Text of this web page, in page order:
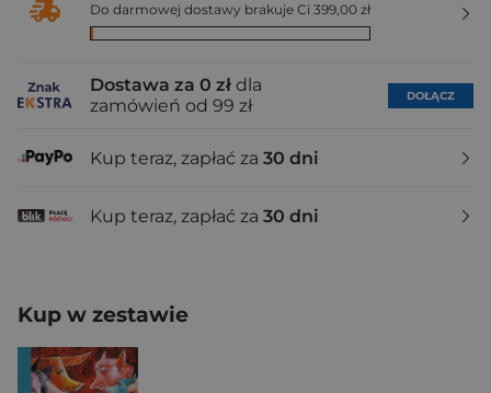
Do darmowej dostawy brakuje Ci 399,00 zł
Dostawa za 0 zł dla
zamówień od 99 zł
DOŁĄCZ
Kup teraz, zapłać za 30 dni
Kup teraz, zapłać za 30 dni
Kup w zestawie